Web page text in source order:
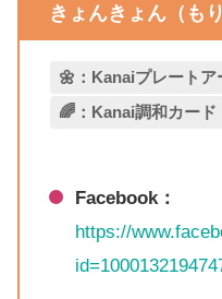
きょんきょん（も
🌼：Kanaiプレート
🌈：Kanai調和カード
Facebook：
https://